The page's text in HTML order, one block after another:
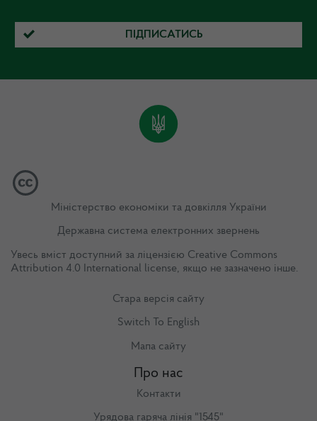
ПІДПИСАТИСЬ
Міністерство економіки та довкілля України
Державна система електронних звернень
Увесь вміст доступний за ліцензією Creative Commons
Attribution 4.0 International license, якщо не зазначено інше.
Стара версія сайту
Switch To English
Мапа сайту
Про нас
Контакти
Урядова гаряча лінія "1545"